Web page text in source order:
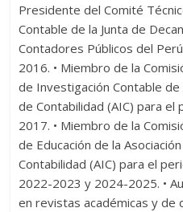
Presidente del Comité
Contable de la Junta de
Contadores Públicos del
2016. • Miembro de la
de Investigación Contable
de Contabilidad (AIC) para
2017. • Miembro de la
de Educación de la
Contabilidad (AIC) para el
2022-2023 y 2024-2025. •
en revistas académicas y de